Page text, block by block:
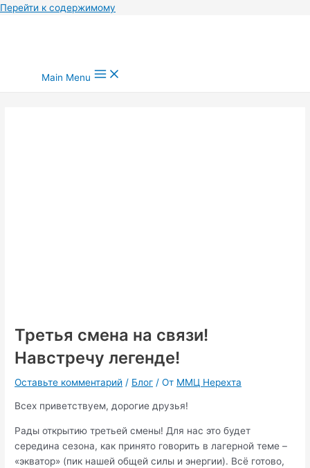
Перейти к содержимому
Main Menu
Третья смена на связи!
Навстречу легенде!
Оставьте комментарий / Блог / От ММЦ Нерехта
Всех приветствуем, дорогие друзья!
Рады открытию третьей смены! Для нас это будет
середина сезона, как принято говорить в лагерной теме –
«экватор» (пик нашей общей силы и энергии). Всё готово,